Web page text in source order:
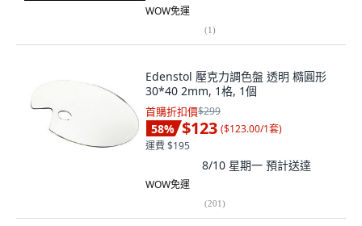
WOW免運
(1)
Edenstol 壓克力調色盤 透明 橢圓形
30*40 2mm, 1格, 1個
首購折扣價$299
58% $123 ($123.00/1套)
運費 $195
8/10 星期一 預計送達
WOW免運
(201)